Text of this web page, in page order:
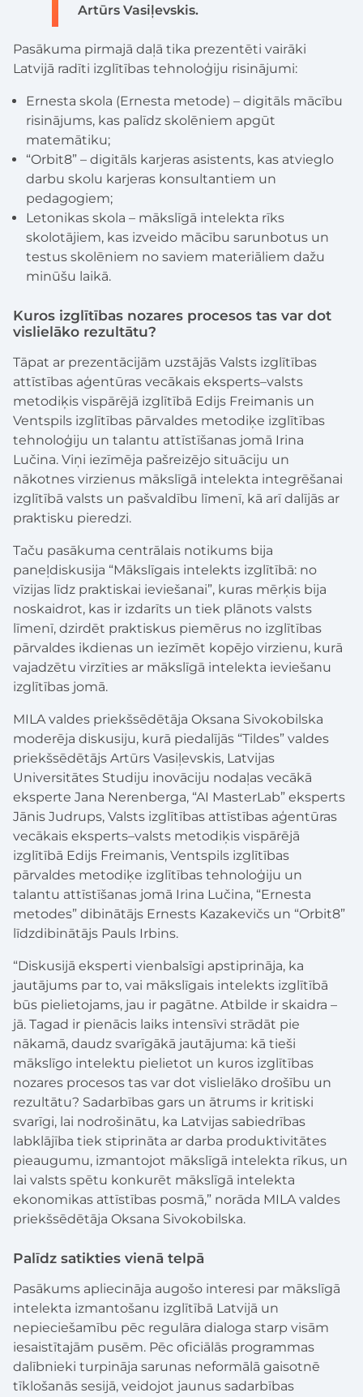
Artūrs Vasiļevskis.
Pasākuma pirmajā daļā tika prezentēti vairāki
Latvijā radīti izglītības tehnoloģiju risinājumi:
Ernesta skola (Ernesta metode) – digitāls mācību
risinājums, kas palīdz skolēniem apgūt
matemātiku;
“Orbit8” – digitāls karjeras asistents, kas atvieglo
darbu skolu karjeras konsultantiem un
pedagogiem;
Letonikas skola – mākslīgā intelekta rīks
skolotājiem, kas izveido mācību sarunbotus un
testus skolēniem no saviem materiāliem dažu
minūšu laikā.
Kuros izglītības nozares procesos tas var dot
vislielāko rezultātu?
Tāpat ar prezentācijām uzstājās Valsts izglītības
attīstības aģentūras vecākais eksperts–valsts
metodiķis vispārējā izglītībā Edijs Freimanis un
Ventspils izglītības pārvaldes metodiķe izglītības
tehnoloģiju un talantu attīstīšanas jomā Irina
Lučina. Viņi iezīmēja pašreizējo situāciju un
nākotnes virzienus mākslīgā intelekta integrēšanai
izglītībā valsts un pašvaldību līmenī, kā arī dalījās ar
praktisku pieredzi.
Taču pasākuma centrālais notikums bija
paneļdiskusija “Mākslīgais intelekts izglītībā: no
vīzijas līdz praktiskai ieviešanai”, kuras mērķis bija
noskaidrot, kas ir izdarīts un tiek plānots valsts
līmenī, dzirdēt praktiskus piemērus no izglītības
pārvaldes ikdienas un iezīmēt kopējo virzienu, kurā
vajadzētu virzīties ar mākslīgā intelekta ieviešanu
izglītības jomā.
MILA valdes priekšsēdētāja Oksana Sivokobilska
moderēja diskusiju, kurā piedalījās “Tildes” valdes
priekšsēdētājs Artūrs Vasiļevskis, Latvijas
Universitātes Studiju inovāciju nodaļas vecākā
eksperte Jana Nerenberga, “AI MasterLab” eksperts
Jānis Judrups, Valsts izglītības attīstības aģentūras
vecākais eksperts–valsts metodiķis vispārējā
izglītībā Edijs Freimanis, Ventspils izglītības
pārvaldes metodiķe izglītības tehnoloģiju un
talantu attīstīšanas jomā Irina Lučina, “Ernesta
metodes” dibinātājs Ernests Kazakevičs un “Orbit8”
līdzdibinātājs Pauls Irbins.
“Diskusijā eksperti vienbalsīgi apstiprināja, ka
jautājums par to, vai mākslīgais intelekts izglītībā
būs pielietojams, jau ir pagātne. Atbilde ir skaidra –
jā. Tagad ir pienācis laiks intensīvi strādāt pie
nākamā, daudz svarīgākā jautājuma: kā tieši
mākslīgo intelektu pielietot un kuros izglītības
nozares procesos tas var dot vislielāko drošību un
rezultātu? Sadarbības gars un ātrums ir kritiski
svarīgi, lai nodrošinātu, ka Latvijas sabiedrības
labklājība tiek stiprināta ar darba produktivitātes
pieaugumu, izmantojot mākslīgā intelekta rīkus, un
lai valsts spētu konkurēt mākslīgā intelekta
ekonomikas attīstības posmā,” norāda MILA valdes
priekšsēdētāja Oksana Sivokobilska.
Palīdz satikties vienā telpā
Pasākums apliecināja augošo interesi par mākslīgā
intelekta izmantošanu izglītībā Latvijā un
nepieciešamību pēc regulāra dialoga starp visām
iesaistītajām pusēm. Pēc oficiālās programmas
dalībnieki turpināja sarunas neformālā gaisotnē
tīklošanās sesijā, veidojot jaunus sadarbības